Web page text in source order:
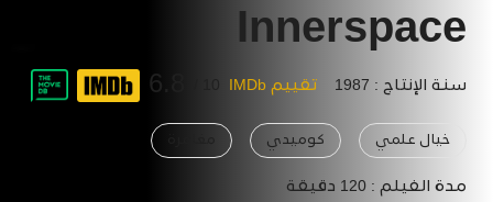
Innerspace
سنة الإنتاج : 1987 تقييم IMDb 6.8
خيال علمي كوميدي
مدة الفيلم : 120 دقيقة